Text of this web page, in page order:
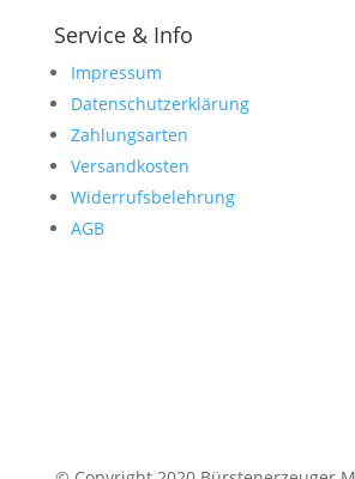
Service & Info
Impressum
Datenschutzerklärung
Zahlungsarten
Versandkosten
Widerrufsbelehrung
AGB